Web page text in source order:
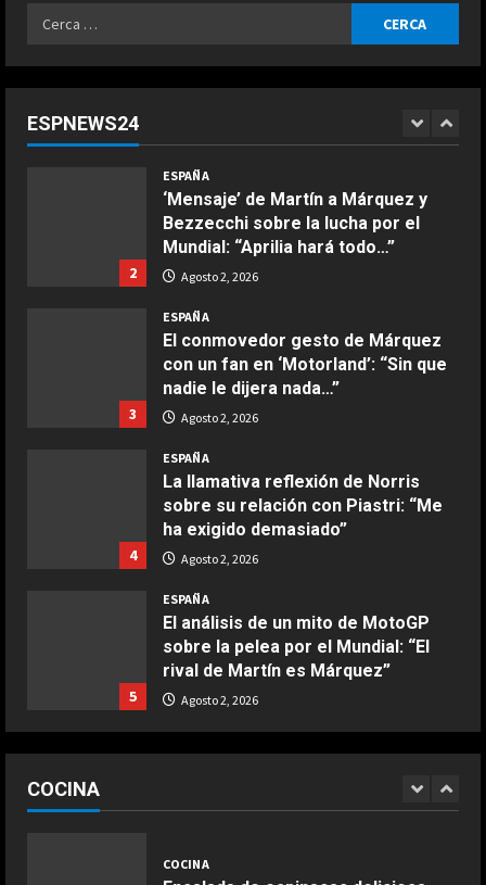
Ricerca
ESPNEWS24
1
2
ESPAÑA
‘Mensaje’ de Martín a Márquez y
Bezzecchi sobre la lucha por el
Mundial: “Aprilia hará todo…”
Agosto 2, 2026
3
ESPAÑA
El conmovedor gesto de Márquez
con un fan en ‘Motorland’: “Sin que
nadie le dijera nada…”
Agosto 2, 2026
4
ESPAÑA
La llamativa reflexión de Norris
sobre su relación con Piastri: “Me
ha exigido demasiado”
Agosto 2, 2026
5
ESPAÑA
El análisis de un mito de MotoGP
sobre la pelea por el Mundial: “El
rival de Martín es Márquez”
Agosto 2, 2026
recogepelotas le da un ‘bolazo’
ESPAÑA
COCINA
Ensalada de espinacas deliciosa
Maggio 28, 2026
COCINA
Boquerones fritos en freidora de
aire
Aprile 24, 2026
Buñuelos de alcachofas
Ternera guisada con senderuelas
COCINA
Ensalada de habas y alcachofas con
langostinos
COCINA
privatizar el Mundial